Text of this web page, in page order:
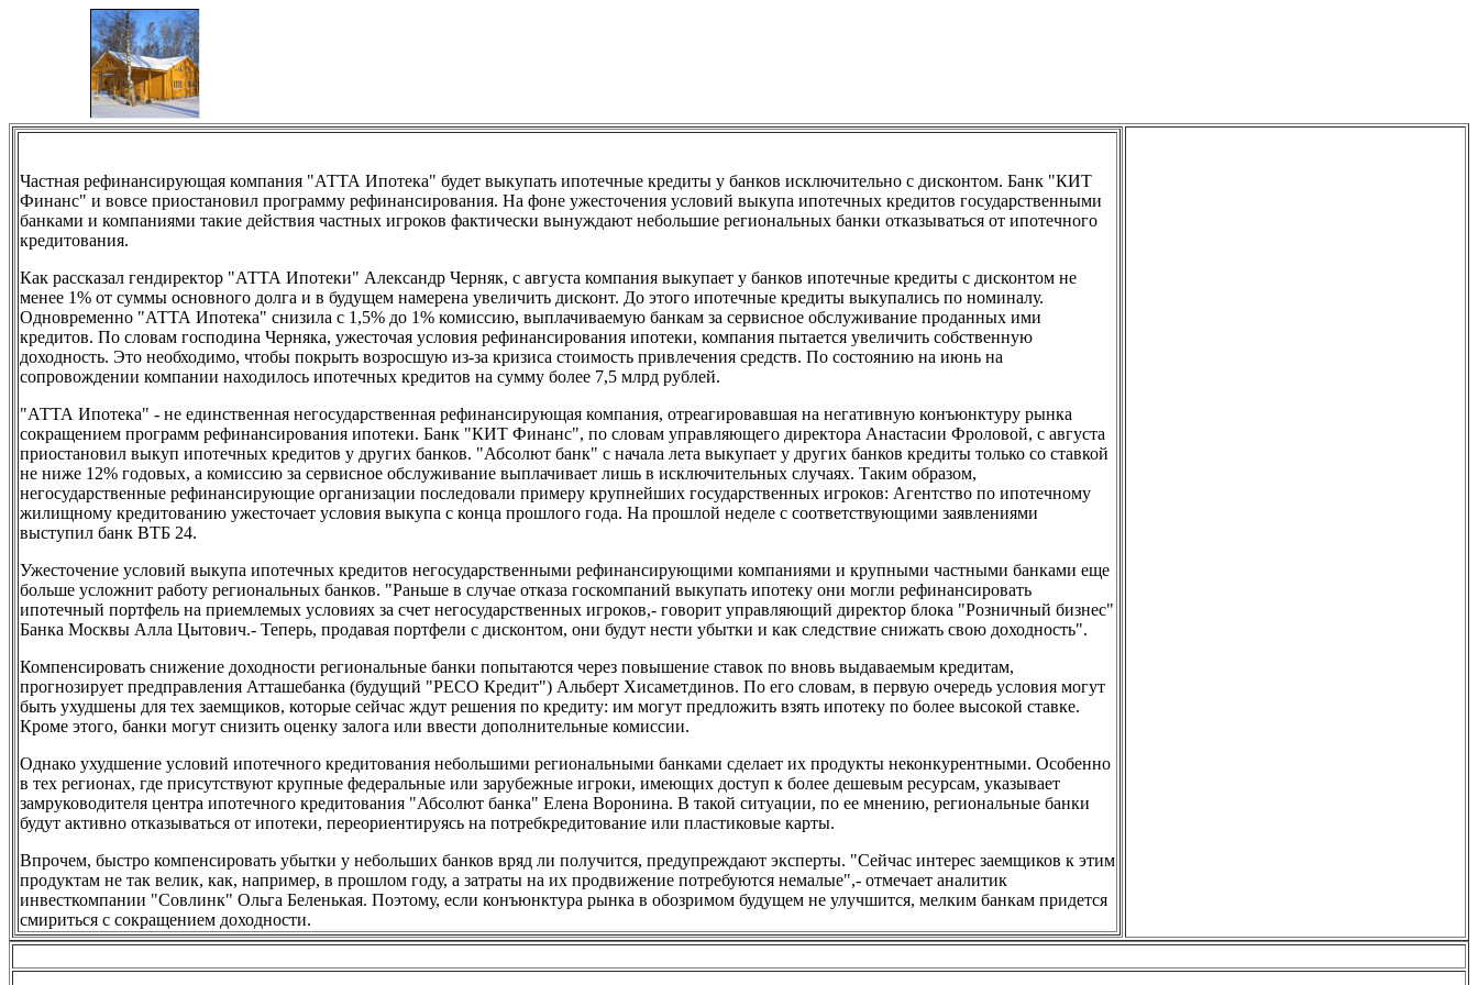
Частная рефинансирующая компания "АТТА Ипотека" будет выкупать ипотечные кредиты у банков исключительно с дисконтом. Банк "КИТ
Финанс" и вовсе приостановил программу рефинансирования. На фоне ужесточения условий выкупа ипотечных кредитов государственными
банками и компаниями такие действия частных игроков фактически вынуждают небольшие региональных банки отказываться от ипотечного
кредитования.
Как рассказал гендиректор "АТТА Ипотеки" Александр Черняк, с августа компания выкупает у банков ипотечные кредиты с дисконтом не
менее 1% от суммы основного долга и в будущем намерена увеличить дисконт. До этого ипотечные кредиты выкупались по номиналу.
Одновременно "АТТА Ипотека" снизила с 1,5% до 1% комиссию, выплачиваемую банкам за сервисное обслуживание проданных ими
кредитов. По словам господина Черняка, ужесточая условия рефинансирования ипотеки, компания пытается увеличить собственную
доходность. Это необходимо, чтобы покрыть возросшую из-за кризиса стоимость привлечения средств. По состоянию на июнь на
сопровождении компании находилось ипотечных кредитов на сумму более 7,5 млрд рублей.
"АТТА Ипотека" - не единственная негосударственная рефинансирующая компания, отреагировавшая на негативную конъюнктуру рынка
сокращением программ рефинансирования ипотеки. Банк "КИТ Финанс", по словам управляющего директора Анастасии Фроловой, с августа
приостановил выкуп ипотечных кредитов у других банков. "Абсолют банк" с начала лета выкупает у других банков кредиты только со ставкой
не ниже 12% годовых, а комиссию за сервисное обслуживание выплачивает лишь в исключительных случаях. Таким образом,
негосударственные рефинансирующие организации последовали примеру крупнейших государственных игроков: Агентство по ипотечному
жилищному кредитованию ужесточает условия выкупа с конца прошлого года. На прошлой неделе с соответствующими заявлениями
выступил банк ВТБ 24.
Ужесточение условий выкупа ипотечных кредитов негосударственными рефинансирующими компаниями и крупными частными банками еще
больше усложнит работу региональных банков. "Раньше в случае отказа госкомпаний выкупать ипотеку они могли рефинансировать
ипотечный портфель на приемлемых условиях за счет негосударственных игроков,- говорит управляющий директор блока "Розничный бизнес"
Банка Москвы Алла Цытович.- Теперь, продавая портфели с дисконтом, они будут нести убытки и как следствие снижать свою доходность".
Компенсировать снижение доходности региональные банки попытаются через повышение ставок по вновь выдаваемым кредитам,
прогнозирует предправления Атташебанка (будущий "РЕСО Кредит") Альберт Хисаметдинов. По его словам, в первую очередь условия могут
быть ухудшены для тех заемщиков, которые сейчас ждут решения по кредиту: им могут предложить взять ипотеку по более высокой ставке.
Кроме этого, банки могут снизить оценку залога или ввести дополнительные комиссии.
Однако ухудшение условий ипотечного кредитования небольшими региональными банками сделает их продукты неконкурентными. Особенно
в тех регионах, где присутствуют крупные федеральные или зарубежные игроки, имеющих доступ к более дешевым ресурсам, указывает
замруководителя центра ипотечного кредитования "Абсолют банка" Елена Воронина. В такой ситуации, по ее мнению, региональные банки
будут активно отказываться от ипотеки, переориентируясь на потребкредитование или пластиковые карты.
Впрочем, быстро компенсировать убытки у небольших банков вряд ли получится, предупреждают эксперты. "Сейчас интерес заемщиков к этим
продуктам не так велик, как, например, в прошлом году, а затраты на их продвижение потребуются немалые",- отмечает аналитик
инвесткомпании "Совлинк" Ольга Беленькая. Поэтому, если конъюнктура рынка в обозримом будущем не улучшится, мелким банкам придется
смириться с сокращением доходности.